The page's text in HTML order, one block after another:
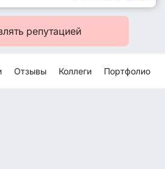
репутацией
Отзывы Коллеги Портфолио